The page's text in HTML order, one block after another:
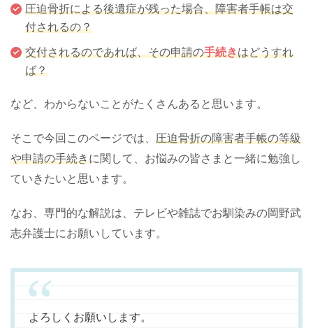
圧迫骨折による後遺症が残った場合、障害者手帳は交
付されるの？
交付されるのであれば、その申請の手続きはどうすれ
ば？
など、わからないことがたくさんあると思います。
そこで今回このページでは、 圧迫骨折の障害者手帳の等級
や申請の手続きに関して、お悩みの皆さまと一緒に勉強し
ていきたいと思います。
なお、専門的な解説は、テレビや雑誌でお馴染みの岡野武
志弁護士にお願いしています。
よろしくお願いします。